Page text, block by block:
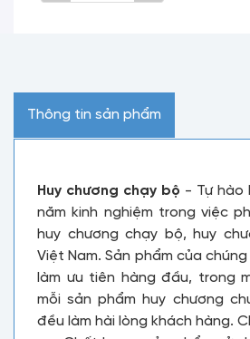
Thông tin sản phẩm
Huy chương chạy bộ - Tự hào
năm kinh nghiệm trong việc
huy chương chạy bộ, huy
Việt Nam. Sản phẩm của
làm ưu tiên hàng đầu, trong
mỗi sản phẩm huy chương
đều làm hài lòng khách hàng.